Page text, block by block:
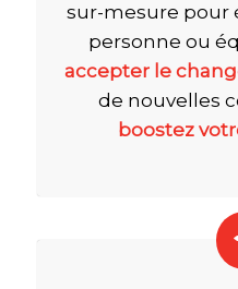
sur-mesure pour
personne ou
accepter le
de nouvelles
boostez